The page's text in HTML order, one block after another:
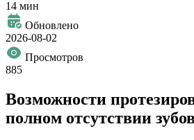
14 мин
Обновлено
2026-08-02
Просмотров
885
Возможности
полном отсутствии